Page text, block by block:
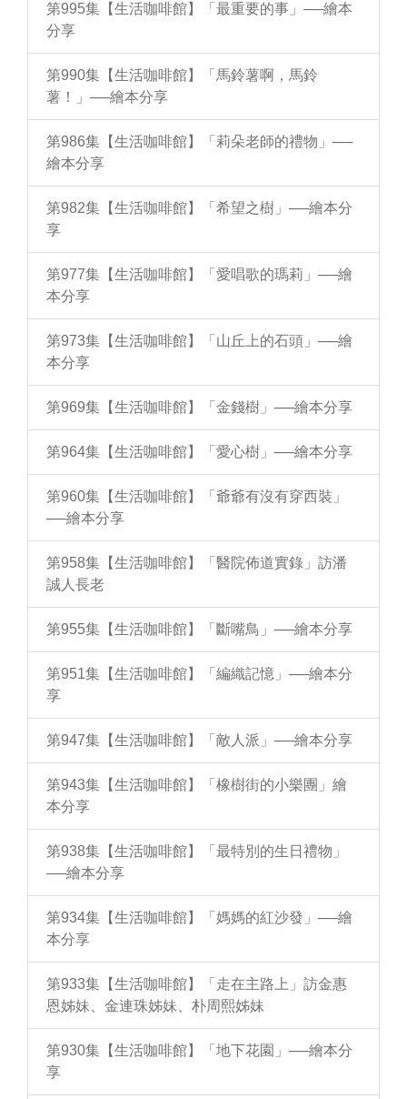
第995集【生活咖啡館】「最重要的事」──繪本
分享
第990集【生活咖啡館】「馬鈴薯啊，馬鈴
薯！」──繪本分享
第986集【生活咖啡館】「莉朵老師的禮物」──
繪本分享
第982集【生活咖啡館】「希望之樹」──繪本分
享
第977集【生活咖啡館】「愛唱歌的瑪莉」──繪
本分享
第973集【生活咖啡館】「山丘上的石頭」──繪
本分享
第969集【生活咖啡館】「金錢樹」──繪本分享
第964集【生活咖啡館】「愛心樹」──繪本分享
第960集【生活咖啡館】「爺爺有沒有穿西裝」
──繪本分享
第958集【生活咖啡館】「醫院佈道實錄」訪潘
誠人長老
第955集【生活咖啡館】「斷嘴鳥」──繪本分享
第951集【生活咖啡館】「編織記憶」──繪本分
享
第947集【生活咖啡館】「敵人派」──繪本分享
第943集【生活咖啡館】「橡樹街的小樂團」繪
本分享
第938集【生活咖啡館】「最特別的生日禮物」
──繪本分享
第934集【生活咖啡館】「媽媽的紅沙發」──繪
本分享
第933集【生活咖啡館】「走在主路上」訪金惠
恩姊妹、金連珠姊妹、朴周熙姊妹
第930集【生活咖啡館】「地下花園」──繪本分
享